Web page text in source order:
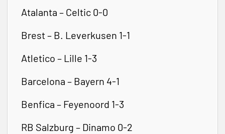
Atalanta – Celtic 0-0
Brest – B. Leverkusen 1-1
Atletico – Lille 1-3
Barcelona – Bayern 4-1
Benfica – Feyenoord 1-3
RB Salzburg – Dinamo 0-2